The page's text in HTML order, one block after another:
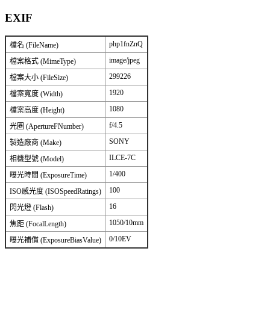
EXIF
檔名 (FileName) php1fnZnQ
檔案格式 (MimeType) image/jpeg
檔案大小 (FileSize) 299226
檔案寬度 (Width) 1920
檔案高度 (Height) 1080
光圈 (ApertureFNumber) f/4.5
製造廠商 (Make) SONY
相機型號 (Model) ILCE-7C
曝光時間 (ExposureTime) 1/400
ISO感光度 (ISOSpeedRatings) 100
閃光燈 (Flash) 16
焦距 (FocalLength) 1050/10mm
曝光補償 (ExposureBiasValue) 0/10EV